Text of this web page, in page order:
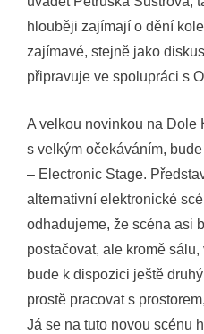
hlouběji zajímají o dění
zajímavé, stejně jako
připravuje ve spolupráci s
A velkou novinkou na Dole
s velkým očekáváním,
– Electronic Stage.
alternativní elektronické
odhadujeme, že scéna asi
postačovat, ale kromě
bude k dispozici ještě
prostě pracovat s
Já se na tuto novou scénu